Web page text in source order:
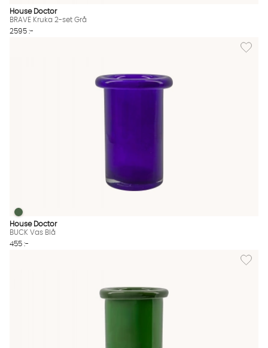
House Doctor
BRAVE Kruka 2-set Grå
2595 :-
Lägg
BUCK Vas Blå Finns även i dessa färger:
BUCK Vas Blå
House Doctor
BUCK Vas Blå
455 :-
Lägg